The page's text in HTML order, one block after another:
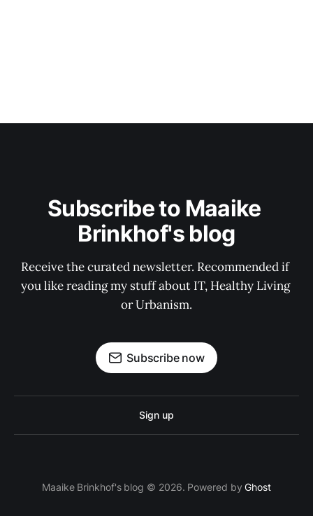
Subscribe to Maaike
Brinkhof's blog
Receive the curated newsletter. Recommended if
you like reading my stuff about IT, Healthy Living
or Urbanism.
Subscribe now
Sign up
Maaike Brinkhof's blog © 2026. Powered byGhost